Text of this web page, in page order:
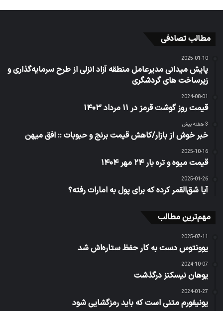
مطالب تصادفی
2025-01-10
پایش میدانی مدیرعامل منطقه آزاد انزلی از طرح سرمایه‌گذاری و
زیرساخت های گردشگری
2024-08-01
قیمت روز گوشت قرمز در ۱۱ مرداد ۱۴۰۳
3 هفته پیش
خبر خوش از بازار/کاهش قیمت برنج و حبوبات :: افق میهن
2025-10-16
قیمت میوه و تره بار ۲۴ مهر ۱۴۰۴
2025-01-26
آیا شق‌القمر کرده که برای پول به امارات رفته؟
مهم‌ترین مطالب
2025-07-11
یوونتوس دست به کار حفظ ستاره‌اش شد
2024-10-07
یوهان نیسکنز درگذشت
2024-01-27
یونیفورم متنی است که باید رمزگشایی شود